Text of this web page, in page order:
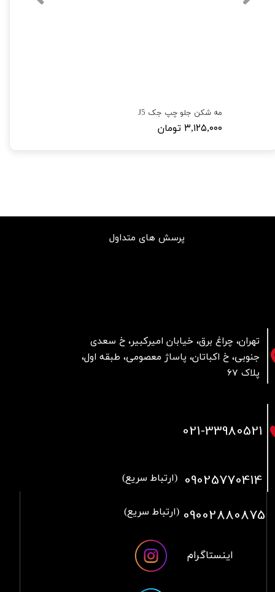
مه شکن جلو چپ جک J5
۳,۱۲۵,۰۰۰ تومان
تهران، چراغ برق، خیابان امیرکبیر، خ سعدی
جنوبی، خ اکباتان، پاساژ معصومی، طبقه اول،
پلاک 67
پرسش های متداول
021-33980521
09025770414 (ارتباط سریع)
09002880875 (ارتباط سریع)
اینستاگرام